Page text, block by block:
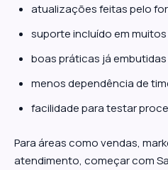
atualizações feitas pelo
suporte incluído em
boas práticas já
menos dependência de
facilidade para testar
Para áreas como vendas,
atendimento, começar com